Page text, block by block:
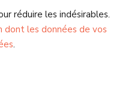
réduire les indésirables.
dont les données de vos
.